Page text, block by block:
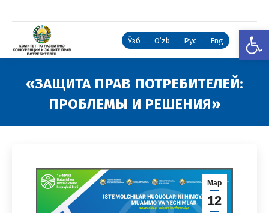
Ўзб Oʻzb Рус Eng
«ЗАЩИТА ПРАВ ПОТРЕБИТЕЛЕЙ:
ПРОБЛЕМЫ И РЕШЕНИЯ»
Мар
12